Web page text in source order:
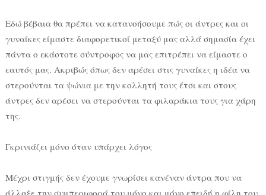
Εδώ βέβαια θα πρέπει να κατανοήσουμε πώς οι άντρες και οι
γυναίκες είμαστε διαφορετικοί μεταξύ μας αλλά σημασία έχει
πάντα ο εκάστοτε σύντροφος να μας επιτρέπει να είμαστε ο
εαυτός μας. Ακριβώς όπως δεν αρέσει στις γυναίκες η ιδέα να
στερούνται τα ψώνια με την κολλητή τους έτσι και στους
άντρες δεν αρέσει να στερούνται τα φιλαράκια τους για χάρη
της.
Γκρινιάζει μόνο όταν υπάρχει λόγος
Μέχρι στιγμής δεν έχουμε γνωρίσει κανέναν άντρα που να
άλλαξε την συμπεριφορά του μόνο και μόνο επειδή η φίλη του